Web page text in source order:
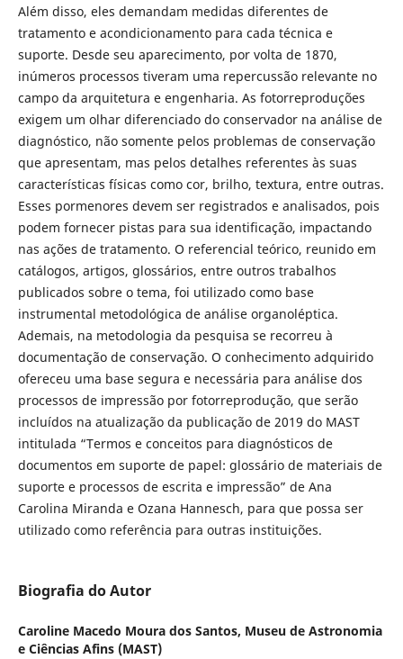
Além disso, eles demandam medidas diferentes de
tratamento e acondicionamento para cada técnica e
suporte. Desde seu aparecimento, por volta de 1870,
inúmeros processos tiveram uma repercussão relevante no
campo da arquitetura e engenharia. As fotorreproduções
exigem um olhar diferenciado do conservador na análise de
diagnóstico, não somente pelos problemas de conservação
que apresentam, mas pelos detalhes referentes às suas
características físicas como cor, brilho, textura, entre outras.
Esses pormenores devem ser registrados e analisados, pois
podem fornecer pistas para sua identificação, impactando
nas ações de tratamento. O referencial teórico, reunido em
catálogos, artigos, glossários, entre outros trabalhos
publicados sobre o tema, foi utilizado como base
instrumental metodológica de análise organoléptica.
Ademais, na metodologia da pesquisa se recorreu à
documentação de conservação. O conhecimento adquirido
ofereceu uma base segura e necessária para análise dos
processos de impressão por fotorreprodução, que serão
incluídos na atualização da publicação de 2019 do MAST
intitulada “Termos e conceitos para diagnósticos de
documentos em suporte de papel: glossário de materiais de
suporte e processos de escrita e impressão” de Ana
Carolina Miranda e Ozana Hannesch, para que possa ser
utilizado como referência para outras instituições.
Biografia do Autor
Caroline Macedo Moura dos Santos, Museu de Astronomia
e Ciências Afins (MAST)